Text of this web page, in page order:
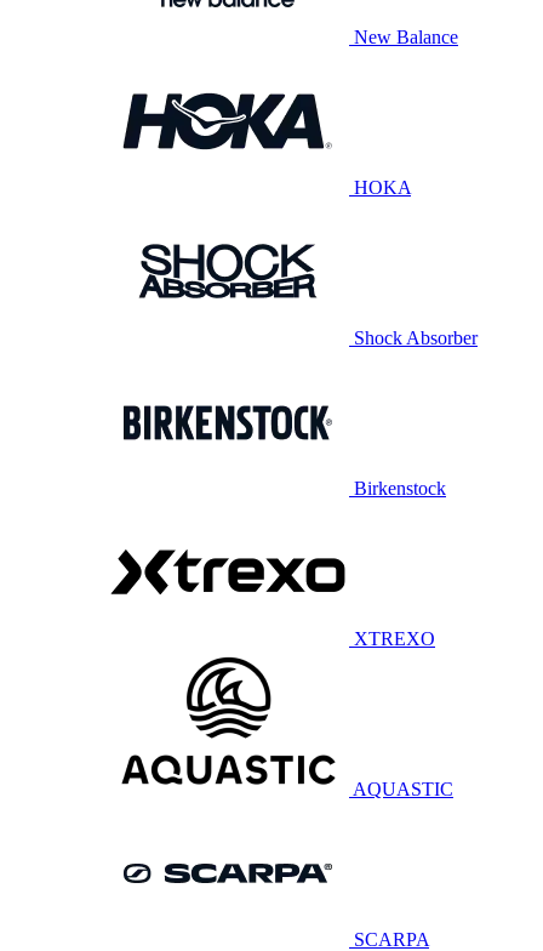
New Balance
HOKA
Shock Absorber
Birkenstock
XTREXO
AQUASTIC
SCARPA